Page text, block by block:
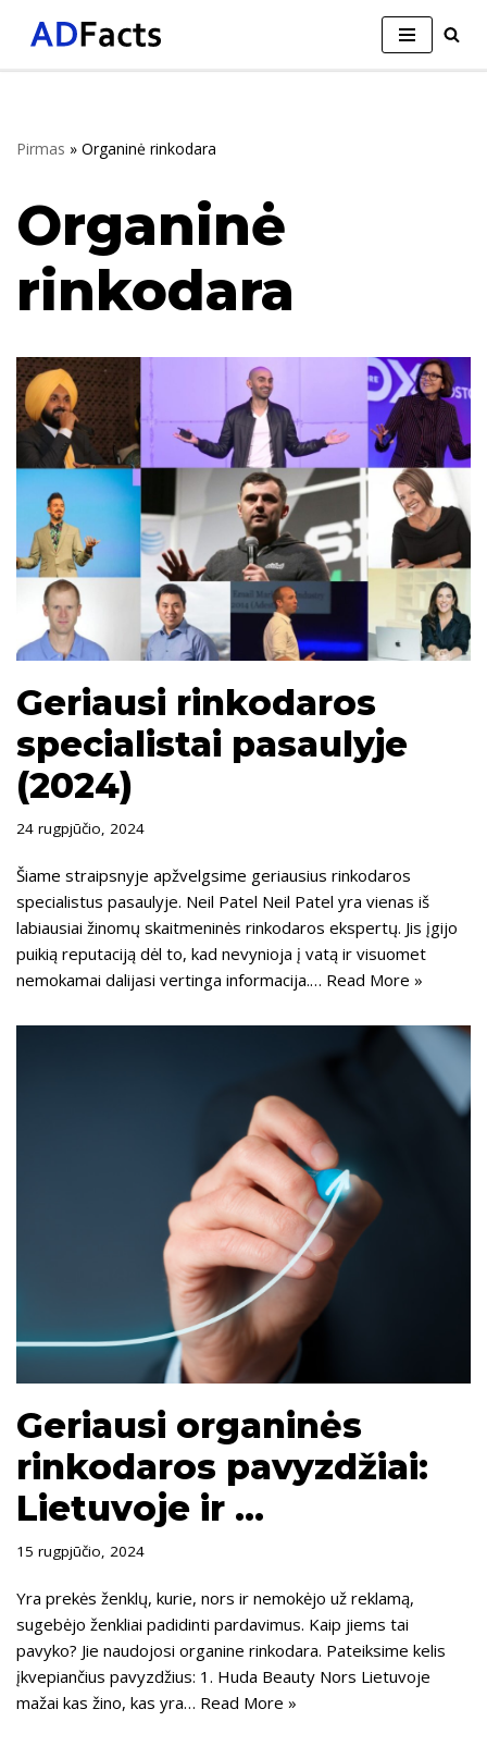
Pirmas » Organinė rinkodara
Organinė
rinkodara
Geriausi rinkodaros
specialistai pasaulyje
(2024)
24 rugpjūčio, 2024
Šiame straipsnyje apžvelgsime geriausius rinkodaros
specialistus pasaulyje. Neil Patel Neil Patel yra vienas iš
labiausiai žinomų skaitmeninės rinkodaros ekspertų. Jis įgijo
puikią reputaciją dėl to, kad nevynioja į vatą ir visuomet
nemokamai dalijasi vertinga informacija.… Read More »
Geriausi organinės
rinkodaros pavyzdžiai:
Lietuvoje ir …
15 rugpjūčio, 2024
Yra prekės ženklų, kurie, nors ir nemokėjo už reklamą,
sugebėjo ženkliai padidinti pardavimus. Kaip jiems tai
pavyko? Jie naudojosi organine rinkodara. Pateiksime kelis
įkvepiančius pavyzdžius: 1. Huda Beauty Nors Lietuvoje
mažai kas žino, kas yra… Read More »